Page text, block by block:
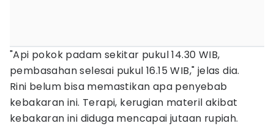
"Api pokok padam sekitar pukul 14.30 WIB,
pembasahan selesai pukul 16.15 WIB," jelas dia.
Rini belum bisa memastikan apa penyebab
kebakaran ini. Terapi, kerugian materil akibat
kebakaran ini diduga mencapai jutaan rupiah.